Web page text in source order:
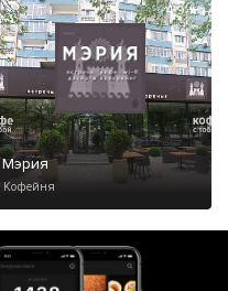
Мэрия
Кофейня
4,9 ★